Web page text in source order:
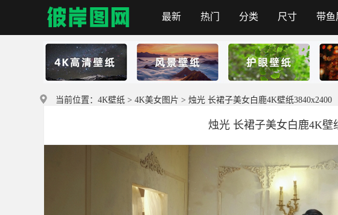
首页
最新 热门 分类 尺寸 带鱼
当前位置： 4K壁纸 > 4K美女图片 > 烛光 长裙子美女白鹿4K壁纸3840x2400
烛光 长裙子美女白鹿4K壁